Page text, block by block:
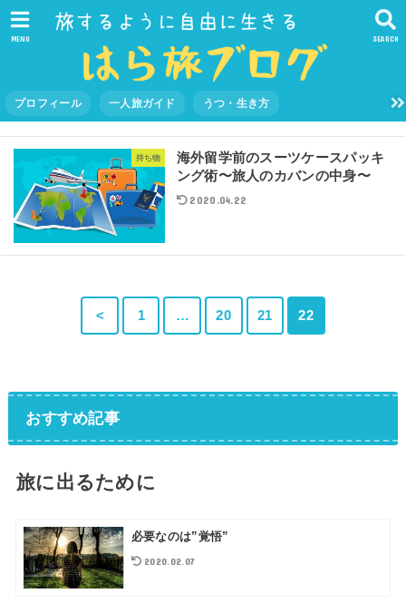
SEARCH
MENU
プロフィール 一人旅ガイド うつ・生き方
持ち物
海外留学前のスーツケースパッキ
ング術〜旅人のカバンの中身〜
2020.04.22
< 1 … 20 21 22
おすすめ記事
旅に出るために
必要なのは”覚悟”
2020.02.07